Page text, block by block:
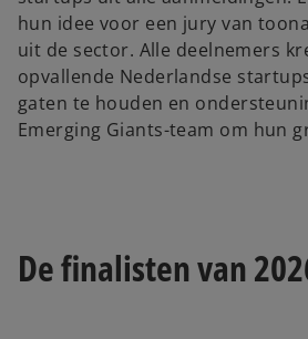
hun idee voor een jury van
uit de sector. Alle deelnemers
opvallende Nederlandse
gaten te houden en
Emerging Giants-team om hun
De finalisten van